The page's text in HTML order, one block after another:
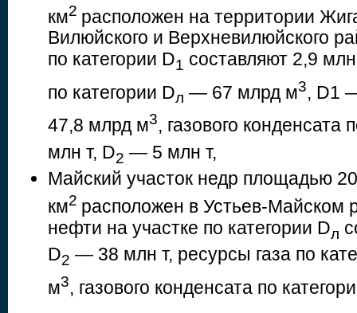
км2 расположен на территории
Вилюйского и Верхневилюйского
по категории D1 составляют 2,9
по категории Dл — 67 млрд м3, D1
47,8 млрд м3, газового конденсата
млн т, D2 — 5 млн т,
Майский участок недр площадью
км2 расположен в Устьев-Майском
нефти на участке по категории Dл
D2 — 38 млн т, ресурсы газа по
м3, газового конденсата по